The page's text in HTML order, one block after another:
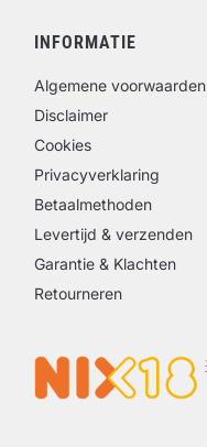
INFORMATIE
Algemene voorwaarden
Disclaimer
Cookies
Privacyverklaring
Betaalmethoden
Levertijd & verzenden
Garantie & Klachten
Retourneren